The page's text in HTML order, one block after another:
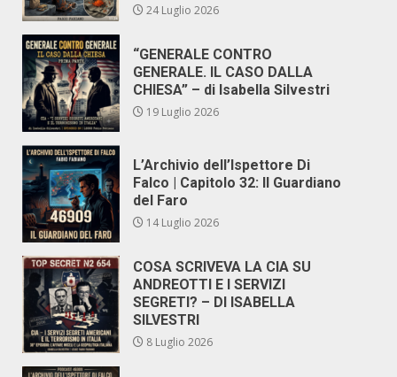
24 Luglio 2026
“GENERALE CONTRO
GENERALE. IL CASO DALLA
CHIESA” – di Isabella Silvestri
19 Luglio 2026
L’Archivio dell’Ispettore Di
Falco | Capitolo 32: Il Guardiano
del Faro
14 Luglio 2026
COSA SCRIVEVA LA CIA SU
ANDREOTTI E I SERVIZI
SEGRETI? – DI ISABELLA
SILVESTRI
8 Luglio 2026